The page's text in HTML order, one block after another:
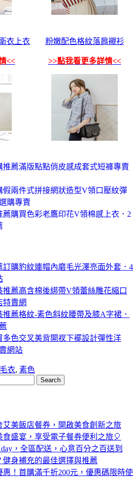
衣上衣
<<
粉嫩配色格紋落肩襯衫
>>點我看更多詳情<<
推薦滿版點點俏皮感成套式短褲專賣
假兩件式拼接網狀造型V領口壓紋彈
購專賣
薦購買色彩老鷹印花V領棉感上衣．2
訂購豹紋連帽內磨毛光澤亮面外套．4
推薦高含棉後綁帶V領蕾絲雕花縮口
特賣網
推薦格紋-素色斜紋腰帶及膝A字裙．
多色交叉美背開衩下襬設計彈性洋
網站
毛衣, 素色
艾美飯店餐券，開啟美食創新之旅
食盛宴，享受電子餐券便利之旅🎈
，全區配送，心意百分之百送到
健身補充的最佳選擇與推薦
！首購滿千折200元，優惠碼限時使